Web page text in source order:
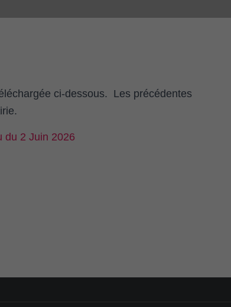
ci-dessous. Les précédentes
du 2 Juin 2026